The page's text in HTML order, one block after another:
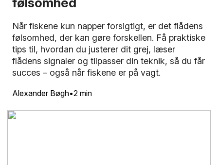
2 min
Når fiskene kun napper forsigtigt, er det flådens
følsomhed, der kan gøre forskellen. Få praktiske
tips til, hvordan du justerer dit grej, læser
flådens signaler og tilpasser din teknik, så du får
succes – også når fiskene er på vagt.
Alexander Bøgh